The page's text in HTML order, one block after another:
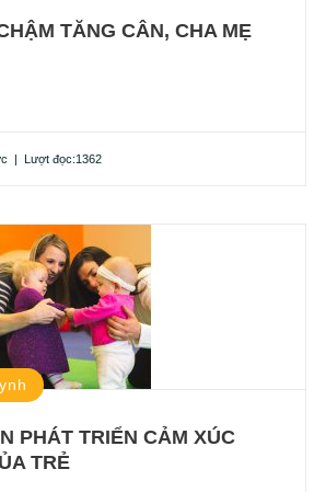
TĂNG CÂN, CHA MẸ
| Lượt đọc:1362
PHÁT TRIỂN CẢM XÚC
TRẺ